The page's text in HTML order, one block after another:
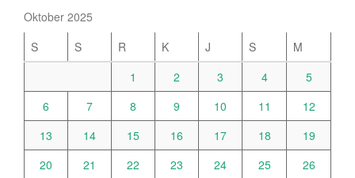
Oktober 2025
S
S R K J S
M
1
2 3 4
5
6
7 8 9 10 11
12
13
14 15 16 17 18
19
20
21 22 23 24 25
26